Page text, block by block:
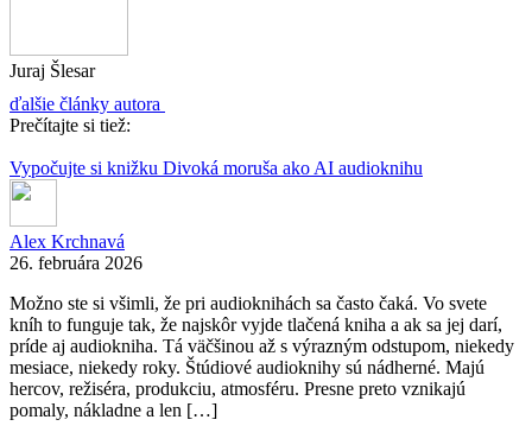
Juraj Šlesar
ďalšie články autora
Prečítajte si tiež:
Vypočujte si knižku Divoká moruša ako AI audioknihu
Alex Krchnavá
26. februára 2026
Možno ste si všimli, že pri audioknihách sa často čaká. Vo svete
kníh to funguje tak, že najskôr vyjde tlačená kniha a ak sa jej darí,
príde aj audiokniha. Tá väčšinou až s výrazným odstupom, niekedy
mesiace, niekedy roky. Štúdiové audioknihy sú nádherné. Majú
hercov, režiséra, produkciu, atmosféru. Presne preto vznikajú
pomaly, nákladne a len […]